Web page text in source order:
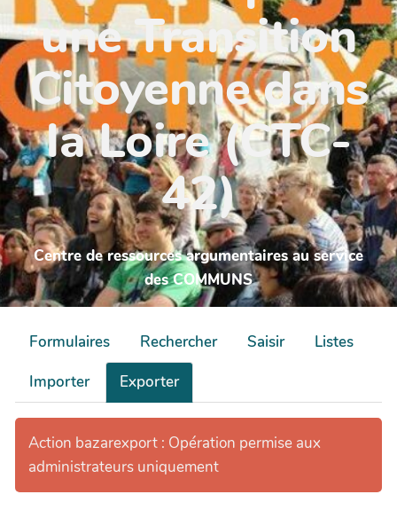
une Transition
Citoyenne dans
la Loire (CTC-
42)
Centre de ressources argumentaires au service
des COMMUNS
Formulaires Rechercher Saisir
Listes
Importer
Exporter
Action bazarexport : Opération permise aux
administrateurs uniquement